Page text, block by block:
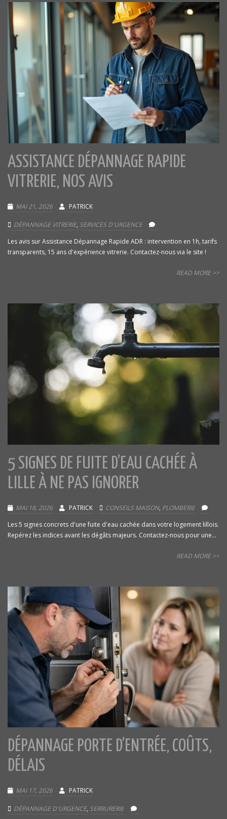
ASSISTANCE DÉPANNAGE RAPIDE
VITRERIE, NOS AVIS
MAI 21, 2026 PATRICK
DÉPANNAGE VITRERIE, SERVICES D'URGENCE
Les avis sur Assistance Dépannage Rapide ADR : intervention en 1h, tarifs
transparents, 15 ans d'expérience vitrerie. Contactez-nous via le site !
READ MORE >>
5 SIGNES DE FUITE D’EAU CACHÉE À
LILLE À NE PAS IGNORER
MAI 18, 2026 PATRICK CONSEILS MAISON, PLOMBERIE
Les 5 signes concrets d'une fuite d'eau cachée dans votre logement lillois.
Repérez les indices avant les dégâts majeurs. Contactez-nous pour une...
READ MORE >>
DÉPANNAGE PORTE D’ENTRÉE, COÛTS,
DÉLAIS
MAI 17, 2026 PATRICK
DÉPANNAGE D'URGENCE, SERRURERIE